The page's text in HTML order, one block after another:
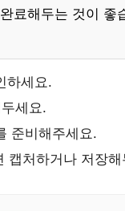
료해두는 것이 좋
하세요.
세요.
준비해주세요.
캡처하거나 저장해